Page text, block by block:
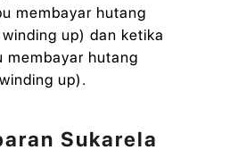
membayar hutang
up) dan ketika
membayar hutang
up).
Sukarela